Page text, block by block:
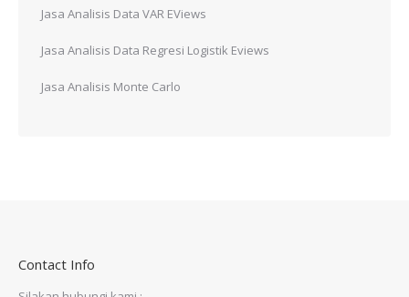
Jasa Analisis Data VAR EViews
Jasa Analisis Data Regresi Logistik Eviews
Jasa Analisis Monte Carlo
Contact Info